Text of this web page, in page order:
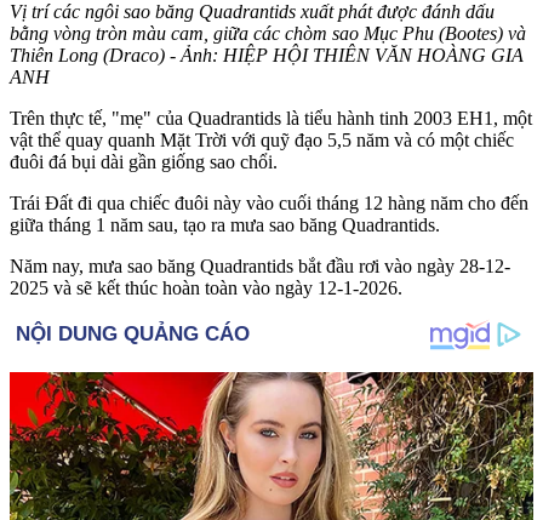
Vị trí các ngôi sao băng Quadrantids xuất phát được đánh dấu
bằng vòng tròn màu cam, giữa các chòm sao Mục Phu (Bootes) và
Thiên Long (Draco) - Ảnh: HIỆP HỘI THIÊN VĂN HOÀNG GIA
ANH
Trên thực tế, "mẹ" của Quadrantids là tiểu hành tinh 2003 EH1, một
vật thể quay quanh Mặt Trời với quỹ đạo 5,5 năm và có một chiếc
đuôi đá bụi dài gần giống sao chổi.
Trái Đất đi qua chiếc đuôi này vào cuối tháng 12 hàng năm cho đến
giữa tháng 1 năm sau, tạo ra mưa sao băng Quadrantids.
Năm nay, mưa sao băng Quadrantids bắt đầu rơi vào ngày 28-12-
2025 và sẽ kết thúc hoàn toàn vào ngày 12-1-2026.